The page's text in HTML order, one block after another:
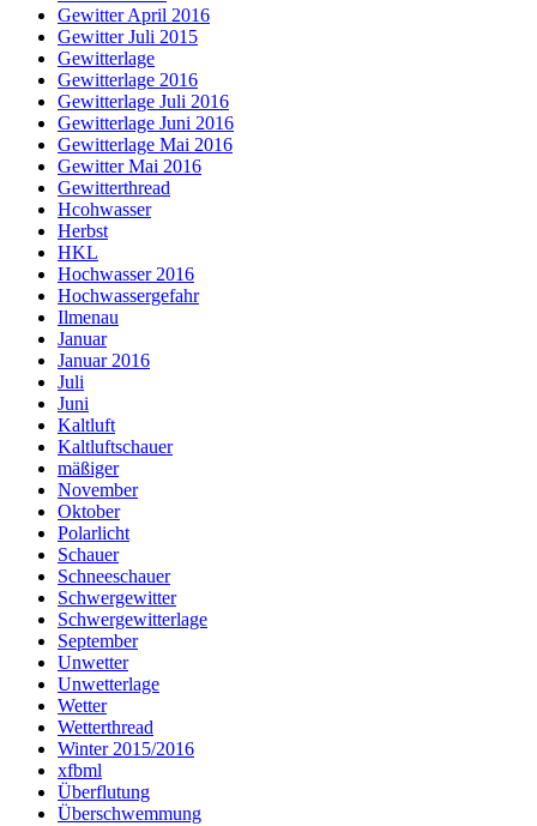
Gewitter April 2016
Gewitter Juli 2015
Gewitterlage
Gewitterlage 2016
Gewitterlage Juli 2016
Gewitterlage Juni 2016
Gewitterlage Mai 2016
Gewitter Mai 2016
Gewitterthread
Hcohwasser
Herbst
HKL
Hochwasser 2016
Hochwassergefahr
Ilmenau
Januar
Januar 2016
Juli
Juni
Kaltluft
Kaltluftschauer
mäßiger
November
Oktober
Polarlicht
Schauer
Schneeschauer
Schwergewitter
Schwergewitterlage
September
Unwetter
Unwetterlage
Wetter
Wetterthread
Winter 2015/2016
xfbml
Überflutung
Überschwemmung